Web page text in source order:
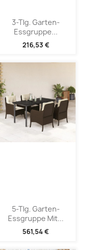
3-Tlg. Garten-
Essgruppe...
216,53 €
5-Tlg. Garten-
Essgruppe Mit...
561,54 €